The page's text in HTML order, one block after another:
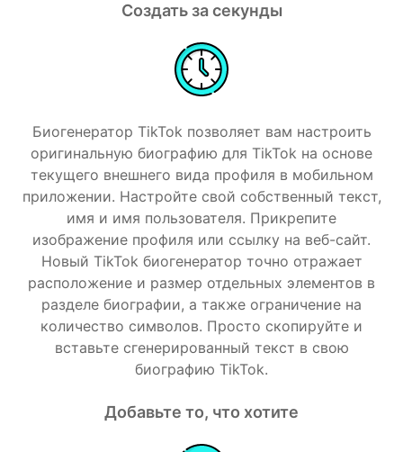
Activities
Создать за секунды
Биогенератор TikTok позволяет вам настроить
оригинальную биографию для TikTok на основе
текущего внешнего вида профиля в мобильном
приложении. Настройте свой собственный текст,
имя и имя пользователя. Прикрепите
изображение профиля или ссылку на веб-сайт.
Новый TikTok биогенератор точно отражает
расположение и размер отдельных элементов в
разделе биографии, а также ограничение на
количество символов. Просто скопируйте и
вставьте сгенерированный текст в свою
биографию TikTok.
Добавьте то, что хотите